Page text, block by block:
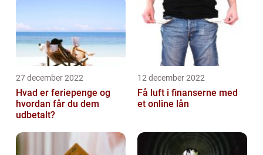
27 december 2022
Hvad er feriepenge og
hvordan får du dem
udbetalt?
12 december 2022
Få luft i finanserne med
et online lån